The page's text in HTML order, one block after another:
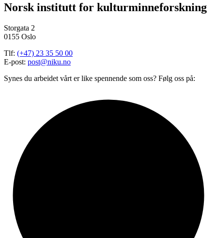
Norsk institutt for kulturminneforskning
Storgata 2
0155 Oslo
Tlf: (+47) 23 35 50 00
E-post: post@niku.no
Synes du arbeidet vårt er like spennende som oss? Følg oss på: